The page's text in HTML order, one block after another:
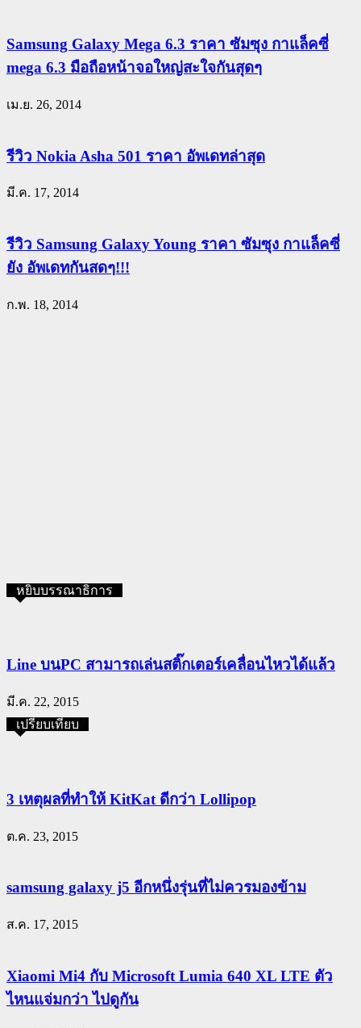
Samsung Galaxy Mega 6.3 ราคา ซัมซุง กาแล็คซี่
mega 6.3 มือถือหน้าจอใหญ่สะใจกันสุดๆ
เม.ย. 26, 2014
รีวิว Nokia Asha 501 ราคา อัพเดทล่าสุด
มี.ค. 17, 2014
รีวิว Samsung Galaxy Young ราคา ซัมซุง กาแล็คซี่
ยัง อัพเดทกันสดๆ!!!
ก.พ. 18, 2014
หยิบบรรณาธิการ
Line บนPC สามารถเล่นสติ๊กเตอร์เคลื่อนไหวได้แล้ว
มี.ค. 22, 2015
เปรียบเทียบ
3 เหตุผลที่ทำให้ KitKat ดีกว่า Lollipop
ต.ค. 23, 2015
samsung galaxy j5 อีกหนึ่งรุ่นที่ไม่ควรมองข้าม
ส.ค. 17, 2015
Xiaomi Mi4 กับ Microsoft Lumia 640 XL LTE ตัว
ไหนแจ่มกว่า ไปดูกัน